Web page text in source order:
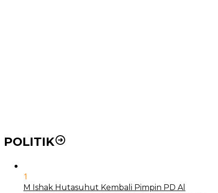
POLITIK
1
M Ishak Hutasuhut Kembali Pimpin PD Al